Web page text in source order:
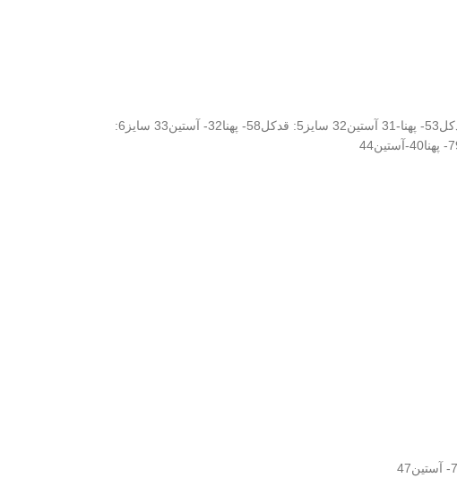
فقط سایز 9 سال موجود هس جنس: بالاتنه پشمی سپاهان، دامن: تور و آستردار مشخصات سایزبندی: سایز3: قدکل51- پهنا28-آستین30 سایز4: قدکل53- پهنا-31 آستین32 سایز5: قدکل58- پهنا32- آستین33 سایز6: